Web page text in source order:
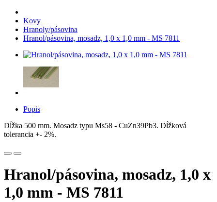
Kovy
Hranoly/pásovina
Hranol/pásovina, mosadz, 1,0 x 1,0 mm - MS 7811
Popis
Dĺžka 500 mm. Mosadz typu Ms58 - CuZn39Pb3. Dĺžková
tolerancia +- 2%.
Hranol/pásovina, mosadz, 1,0 x
1,0 mm - MS 7811